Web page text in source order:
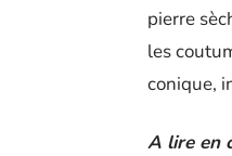
pierre
les
conique,
A lire en